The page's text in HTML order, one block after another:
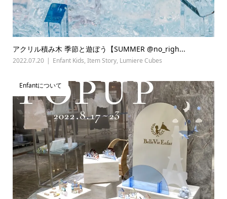
アクリル積み木 季節と遊ぼう【SUMMER @no_righ...
2022.07.20 Enfant Kids, Item Story, Lumiere Cubes
Enfantについて